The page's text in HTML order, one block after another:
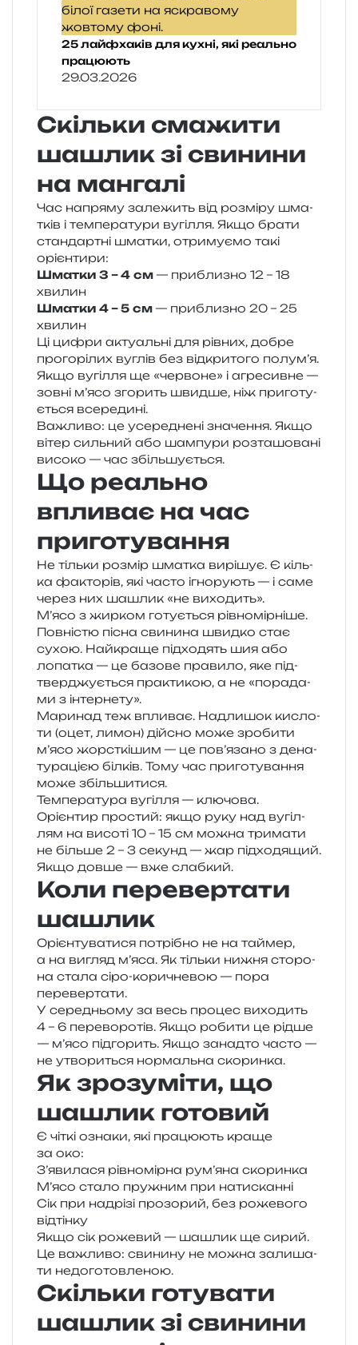
25 лайфхаків для кухні, які реально
працюють
29.03.2026
Скільки смажити
шашлик зі свинини
на мангалі
Час напря­му зале­жить від роз­мі­ру шма­
тків і тем­пе­ра­ту­ри вугі­л­ля. Якщо брати
стан­дар­тні шма­тки, отри­му­є­мо такі
орієнтири:
Шматки 3 – 4 см— при­бли­зно 12 – 18
хвилин
Шматки 4 – 5 см— при­бли­зно 20 – 25
хвилин
Ці цифри акту­аль­ні для рів­них, добре
про­го­рі­лих вуглів без від­кри­то­го полум’я.
Якщо вугі­л­ля ще «чер­во­не» і агре­сив­не —
зовні м’ясо зго­рить швид­ше, ніж при­го­ту­
є­ться всередині.
Важливо: це усе­ре­дне­ні зна­че­н­ня. Якщо
вітер силь­ний або шам­пу­ри роз­та­шо­ва­ні
висо­ко — час збільшується.
Що реально
впливає на час
приготування
Не тіль­ки роз­мір шма­тка вирі­шує. Є кіль­
ка факто­рів, які часто ігно­ру­ють — і саме
через них шашлик «не виходить».
М’ясо з жир­ком готу­є­ться рів­но­мір­ні­ше.
Повністю пісна сви­ни­на швид­ко стає
сухою. Найкраще під­хо­дять шия або
лопа­тка — це базо­ве пра­ви­ло, яке під­
твер­джу­є­ться пра­кти­кою, а не «пора­да­
ми з інтернету».
Маринад теж впли­ває. Надлишок кисло­
ти (оцет, лимон) дій­сно може зро­би­ти
м’ясо жорс­ткі­шим — це пов’язано з дена­
ту­ра­ці­єю біл­ків. Тому час при­го­ту­ва­н­ня
може збільшитися.
Температура вугі­л­ля — клю­чо­ва.
Орієнтир про­стий: якщо руку над вугі­л­
лям на висо­ті 10 – 15 см можна три­ма­ти
не біль­ше 2 – 3 секунд — жар під­хо­дя­щий.
Якщо довше — вже слабкий.
Коли перевертати
шашлик
Орієнтуватися потрі­бно не на тай­мер,
а на вигляд м’яса. Як тіль­ки нижня сто­ро­
на стала сіро-кори­чне­вою — пора
перевертати.
У сере­дньо­му за весь про­цес вихо­дить
4 – 6 пере­во­ро­тів. Якщо роби­ти це рідше
— м’ясо під­го­рить. Якщо занад­то часто —
не утво­ри­ться нор­маль­на скоринка.
Як зрозуміти, що
шашлик готовий
Є чіткі озна­ки, які пра­цю­ють краще
за око:
З’явилася рів­но­мір­на рум’яна скоринка
М’ясо стало пру­жним при натисканні
Сік при надрі­зі про­зо­рий, без роже­во­го
відтінку
Якщо сік роже­вий — шашлик ще сирий.
Це важли­во: сви­ни­ну не можна зали­ша­
ти недоготовленою.
Скільки готувати
шашлик зі свинини